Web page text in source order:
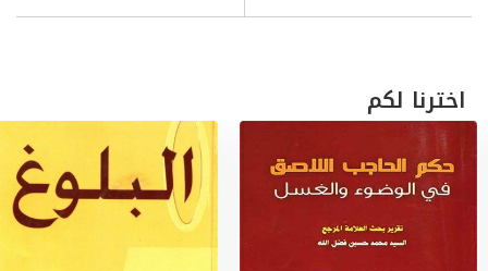
اخترنا لكم